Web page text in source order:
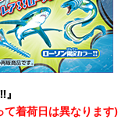
着荷日は異なります)